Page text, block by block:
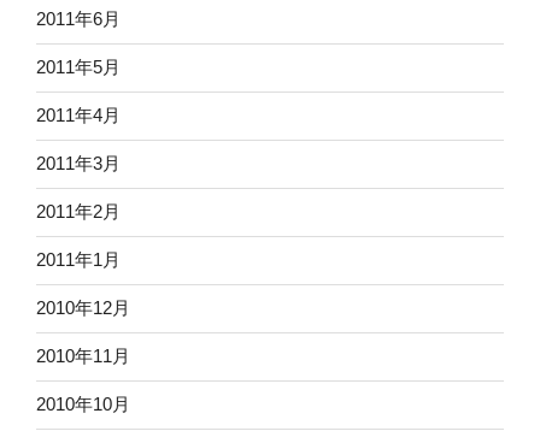
2011年6月
2011年5月
2011年4月
2011年3月
2011年2月
2011年1月
2010年12月
2010年11月
2010年10月